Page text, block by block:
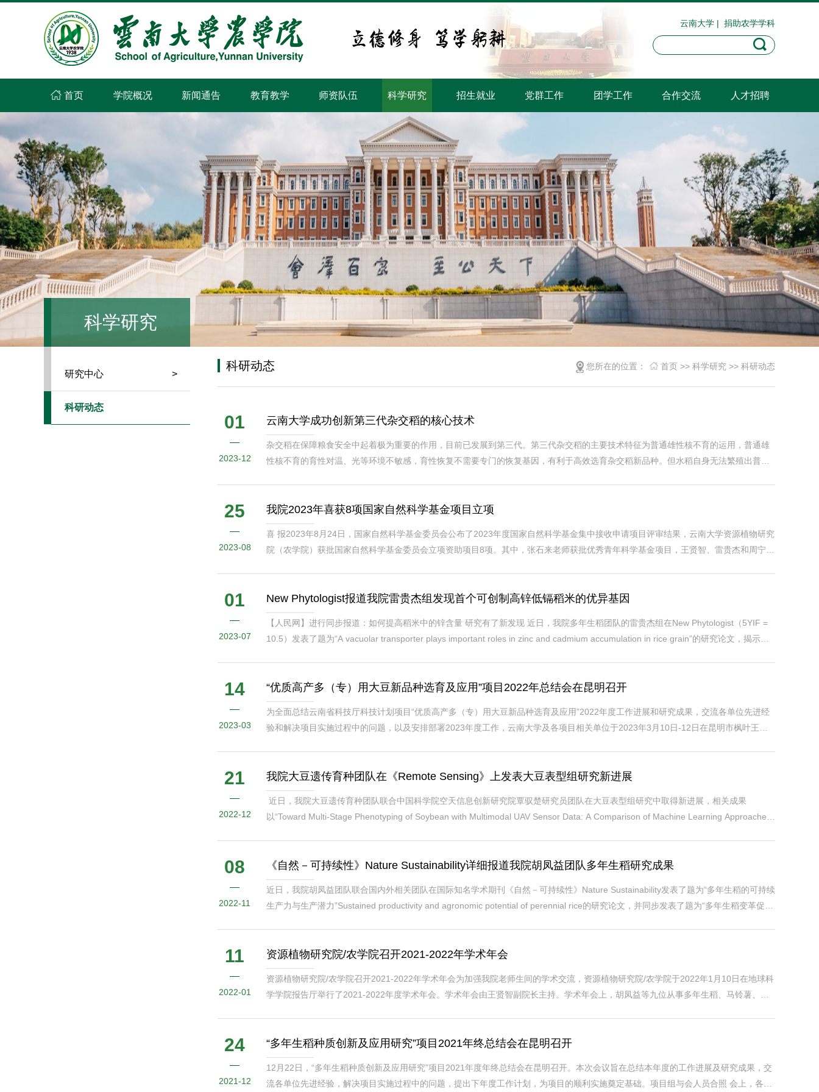
云南大学 | 捐助农学学科
首页 学院概况 新闻通告 教育教学 师资队伍 科学研究 招生就业 党群工作 团学工作 合作交流 人才招聘
科学研究
研究中心 >
科研动态
您所在的位置： 首页 >> 科学研究 >> 科研动态
科研动态
云南大学成功创新第三代杂交稻的核心技术
杂交稻在保障粮食安全中起着极为重要的作用，目前已发展到第三代。第三代杂交稻的主要技术特征为普通雄性核不育的运用，普通雄
性核不育的育性对温、光等环境不敏感，育性恢复不需要专门的恢复基因，有利于高效选育杂交稻新品种。但水稻自身无法繁殖出普通
01
2023-12
我院2023年喜获8项国家自然科学基金项目立项
喜 报2023年8月24日，国家自然科学基金委员会公布了2023年度国家自然科学基金集中接收申请项目评审结果，云南大学资源植物研究
院（农学院）获批国家自然科学基金委员会立项资助项目8项。其中，张石来老师获批优秀青年科学基金项目，王贤智、雷贵杰和周宁宁
25
2023-08
New Phytologist报道我院雷贵杰组发现首个可创制高锌低镉稻米的优异基因
【人民网】进行同步报道：如何提高稻米中的锌含量 研究有了新发现 近日，我院多年生稻团队的雷贵杰组在New Phytologist（5YIF =
10.5）发表了题为“A vacuolar transporter plays important roles in zinc and cadmium accumulation in rice grain”的研究论文，揭示了
01
2023-07
“优质高产多（专）用大豆新品种选育及应用”项目2022年总结会在昆明召开
为全面总结云南省科技厅科技计划项目“优质高产多（专）用大豆新品种选育及应用”2022年度工作进展和研究成果，交流各单位先进经
验和解决项目实施过程中的问题，以及安排部署2023年度工作，云南大学及各项目相关单位于2023年3月10日-12日在昆明市枫叶王府
14
2023-03
我院大豆遗传育种团队在《Remote Sensing》上发表大豆表型组研究新进展
近日，我院大豆遗传育种团队联合中国科学院空天信息创新研究院覃驭楚研究员团队在大豆表型组研究中取得新进展，相关成果
以“Toward Multi-Stage Phenotyping of Soybean with Multimodal UAV Sensor Data: A Comparison of Machine Learning Approaches
21
2022-12
《自然－可持续性》Nature Sustainability详细报道我院胡凤益团队多年生稻研究成果
近日，我院胡凤益团队联合国内外相关团队在国际知名学术期刊《自然－可持续性》Nature Sustainability发表了题为“多年生稻的可持续
生产力与生产潜力”Sustained productivity and agronomic potential of perennial rice的研究论文，并同步发表了题为“多年生稻变革促进
08
2022-11
资源植物研究院/农学院召开2021-2022年学术年会
资源植物研究院/农学院召开2021-2022年学术年会为加强我院老师生间的学术交流，资源植物研究院/农学院于2022年1月10日在地球科
学学院报告厅举行了2021-2022年度学术年会。学术年会由王贤智副院长主持。学术年会上，胡凤益等九位从事多年生稻、马铃薯、芸
11
2022-01
“多年生稻种质创新及应用研究”项目2021年终总结会在昆明召开
12月22日，“多年生稻种质创新及应用研究”项目2021年度年终总结会在昆明召开。本次会议旨在总结本年度的工作进展及研究成果，交
流各单位先进经验，解决项目实施过程中的问题，提出下年度工作计划，为项目的顺利实施奠定基础。项目组与会人员合照 会上，各单
24
2021-12